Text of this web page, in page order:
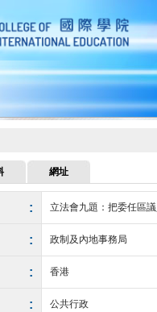
網址
: 立法會九題：把委任區
: 政制及內地事務局
: 香港
: 公共行政